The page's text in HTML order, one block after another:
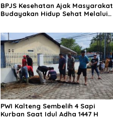
BPJS Kesehatan Ajak Masyarakat
Budayakan Hidup Sehat Melalui
PWI Kalteng Sembelih 4 Sapi
Kurban Saat Idul Adha 1447 H